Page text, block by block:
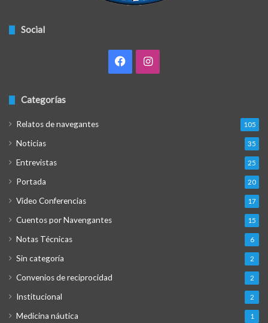
Social
FacebookInstagram
Categorías
Relatos de navegantes 105
Noticias 35
Entrevistas 25
Portada 20
Video Conferencias 17
Cuentos por Navengantes 15
Notas Técnicas 6
Sin categoría 2
Convenios de reciprocidad 2
Institucional 2
Medicina náutica 1